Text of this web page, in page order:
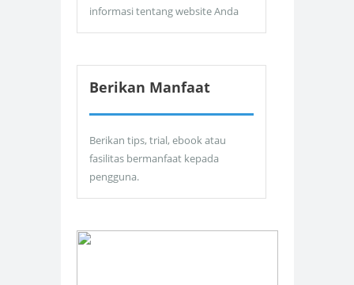
informasi tentang website Anda
Berikan Manfaat
Berikan tips, trial, ebook atau
fasilitas bermanfaat kepada
pengguna.